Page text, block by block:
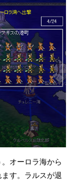
オーロラ海から
す。ラルスが退